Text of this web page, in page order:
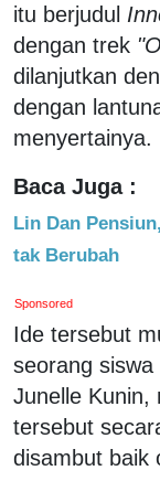
itu berjudul
dengan trek
dilanjutkan
dengan
menyertainya.
Baca Juga :
Lin Dan
tak Berubah
Sponsored
Ide tersebut
seorang
Junelle Kunin,
tersebut
disambut baik